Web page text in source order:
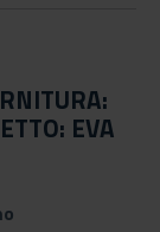
EVA